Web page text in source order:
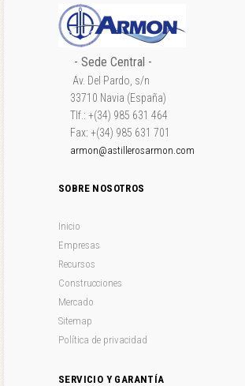
- Sede Central -
Av. Del Pardo, s/n
33710 Navia (España)
Tlf.: +(34) 985 631 464
Fax: +(34) 985 631 701
armon@astillerosarmon.com
SOBRE NOSOTROS
Inicio
Empresas
Recursos
Construcciones
Mercado
Sitemap
Política de privacidad
SERVICIO Y GARANTÍA